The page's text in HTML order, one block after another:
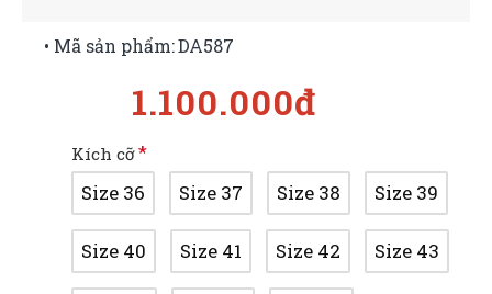
1.100.000đ
• Mã sản phẩm:DA587
Kích cỡ
Size 36 Size 37 Size 38 Size 39
Size 40 Size 41 Size 42 Size 43